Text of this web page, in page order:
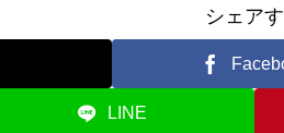
シェア
LINE